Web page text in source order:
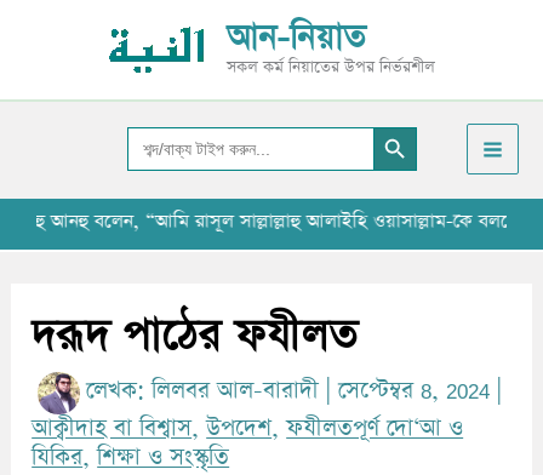
আন-নিয়াত
সকল কর্ম নিয়াতের উপর নির্ভরশীল
Search
for:
Search Button
বলেন, “আমি রাসূল সাল্লাল্লাহু আলাইহি ওয়াসাল্লাম-কে বলতে
দরূদ পাঠের ফযীলত
লেখক: লিলবর আল-বারাদী |সেপ্টেম্বর 8, 2024
আক্বীদাহ বা বিশ্বাস,উপদেশ,ফযীলতপূর্ণ দো‘আ ও
যিকির,শিক্ষা ও সংস্কৃতি
ই